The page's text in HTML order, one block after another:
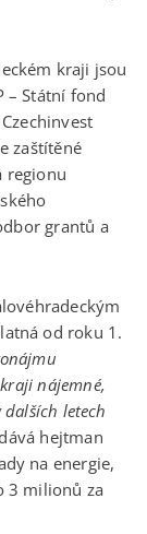
kraji jsou
– Státní fond
zaštítěné
regionu
grantů a
od roku 1.
nájemné,
letech
hejtman
na energie,
3 milionů za